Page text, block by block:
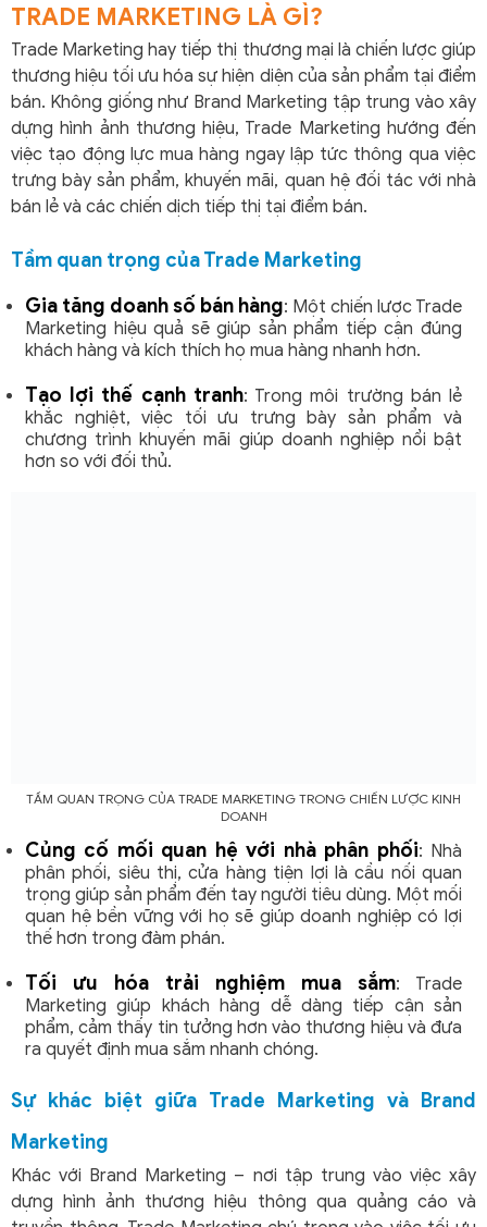
TRADE MARKETING LÀ GÌ?
Trade Marketing hay tiếp thị thương mại là chiến lược giúp
thương hiệu tối ưu hóa sự hiện diện của sản phẩm tại điểm
bán. Không giống như Brand Marketing tập trung vào xây
dựng hình ảnh thương hiệu, Trade Marketing hướng đến
việc tạo động lực mua hàng ngay lập tức thông qua việc
trưng bày sản phẩm, khuyến mãi, quan hệ đối tác với nhà
bán lẻ và các chiến dịch tiếp thị tại điểm bán.
Tầm quan trọng của Trade Marketing
Gia tăng doanh số bán hàng: Một chiến lược Trade
Marketing hiệu quả sẽ giúp sản phẩm tiếp cận đúng
khách hàng và kích thích họ mua hàng nhanh hơn.
Tạo lợi thế cạnh tranh: Trong môi trường bán lẻ
khắc nghiệt, việc tối ưu trưng bày sản phẩm và
chương trình khuyến mãi giúp doanh nghiệp nổi bật
hơn so với đối thủ.
TẦM QUAN TRỌNG CỦA TRADE MARKETING TRONG CHIẾN LƯỢC KINH
DOANH
Củng cố mối quan hệ với nhà phân phối: Nhà
phân phối, siêu thị, cửa hàng tiện lợi là cầu nối quan
trọng giúp sản phẩm đến tay người tiêu dùng. Một mối
quan hệ bền vững với họ sẽ giúp doanh nghiệp có lợi
thế hơn trong đàm phán.
Tối ưu hóa trải nghiệm mua sắm: Trade
Marketing giúp khách hàng dễ dàng tiếp cận sản
phẩm, cảm thấy tin tưởng hơn vào thương hiệu và đưa
ra quyết định mua sắm nhanh chóng.
Sự khác biệt giữa Trade Marketing và Brand
Marketing
Khác với Brand Marketing – nơi tập trung vào việc xây
dựng hình ảnh thương hiệu thông qua quảng cáo và